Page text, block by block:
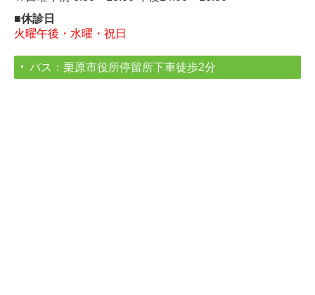
■休診日
火曜午後・水曜・祝日
バス：栗原市役所停留所下車徒歩2分